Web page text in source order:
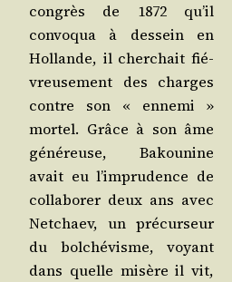
congrès de 1872 qu’il
convo­qua à des­sein en
Hol­lande, il cher­chait fié­
vreu­se­ment des charges
contre son « enne­mi »
mor­tel. Grâce à son âme
géné­reuse, Bakou­nine
avait eu l’im­pru­dence de
col­la­bo­rer deux ans avec
Net­chaev, un pré­cur­seur
du bol­ché­visme, voyant
dans quelle misère il vit,